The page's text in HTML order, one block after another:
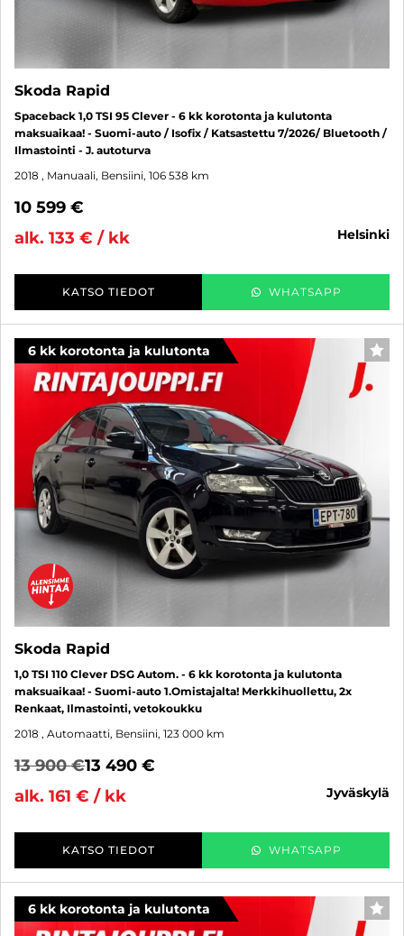
Skoda Rapid
Spaceback 1,0 TSI 95 Clever - 6 kk korotonta ja kulutonta
maksuaikaa! - Suomi-auto / Isofix / Katsastettu 7/2026/ Bluetooth /
Ilmastointi - J. autoturva
2018 , Manuaali, Bensiini, 106 538 km
10 599 €
alk. 133 € / kk
helsinki
KATSO TIEDOT WHATSAPP
6 kk korotonta ja kulutonta
Skoda Rapid
1,0 TSI 110 Clever DSG Autom. - 6 kk korotonta ja kulutonta
maksuaikaa! - Suomi-auto 1.Omistajalta! Merkkihuollettu, 2x
Renkaat, Ilmastointi, vetokoukku
2018 , Automaatti, Bensiini, 123 000 km
13 900 €13 490 €
alk. 161 € / kk
jyväskylä
KATSO TIEDOT WHATSAPP
6 kk korotonta ja kulutonta